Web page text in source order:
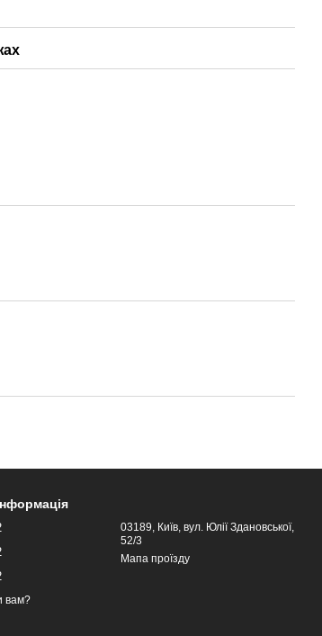
вам?
03189, Київ, вул. Юлії Здановської,
52/3
Мапа проїзду